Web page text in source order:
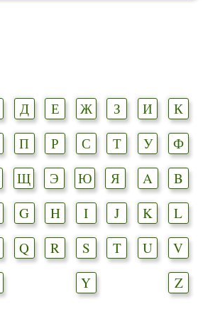
Д Е Ж З И
К
П Р С Т У
Ф
Щ Э Ю Я A
B
G H I J K
L
Q R S T U
V
Y Z